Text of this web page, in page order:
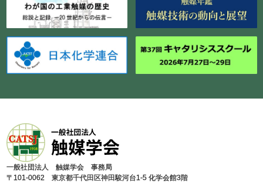
⼀般社団法⼈ 触媒学会 事務局
〒101-0062 東京都千代⽥区神⽥駿河台1-5 化学会館3階